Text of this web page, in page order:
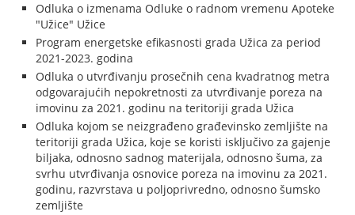
Odluka o izmenama Odluke o radnom vremenu Apoteke
"Užice" Užice
Program energetske efikasnosti grada Užica za period
2021-2023. godina
Odluka o utvrđivanju prosečnih cena kvadratnog metra
odgovarajućih nepokretnosti za utvrđivanje poreza na
imovinu za 2021. godinu na teritoriji grada Užica
Odluka kojom se neizgrađeno građevinsko zemljište na
teritoriji grada Užica, koje se koristi isključivo za gajenje
biljaka, odnosno sadnog materijala, odnosno šuma, za
svrhu utvrđivanja osnovice poreza na imovinu za 2021.
godinu, razvrstava u poljoprivredno, odnosno šumsko
zemljište